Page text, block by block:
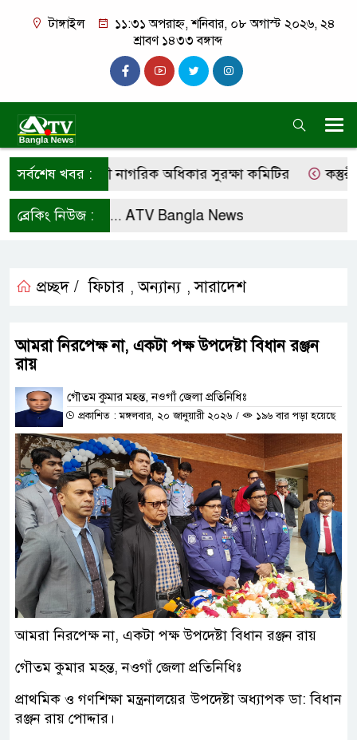
টাঙ্গাইল
১১:৩১ অপরাহ্ন, শনিবার, ০৮ অগাস্ট ২০২৬, ২৪
শ্রাবণ ১৪৩৩ বঙ্গাব্দ
সর্বশেষ খবর :
কালিহাতী নাগরিক অধিকার সুরক্ষা কমিটির
ব্রেকিং নিউজ :
করে রাখুন ... ATV Bangla News
প্রচ্ছদ / ফিচার ,অন্যান্য ,সারাদেশ
আমরা নিরপেক্ষ না, একটা পক্ষ উপদেষ্টা বিধান রঞ্জন
রায়
গৌতম কুমার মহন্ত, নওগাঁ জেলা প্রতিনিধিঃ
প্রকাশিত : মঙ্গলবার, ২০ জানুয়ারী ২০২৬ / ১৯৬ বার পড়া হয়েছে
আমরা নিরপেক্ষ না, একটা পক্ষ উপদেষ্টা বিধান রঞ্জন রায়
গৌতম কুমার মহন্ত, নওগাঁ জেলা প্রতিনিধিঃ
প্রাথমিক ও গণশিক্ষা মন্ত্রনালয়ের উপদেষ্টা অধ্যাপক ডা: বিধান
রঞ্জন রায় পোদ্দার।